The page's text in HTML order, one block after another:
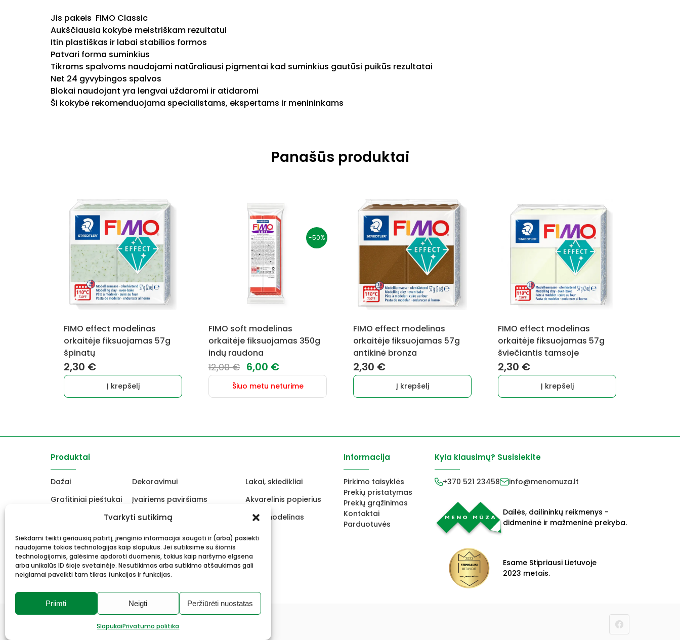
Tvarkyti sutikimą
Siekdami teikti geriausią patirtį, įrenginio informacijai saugoti ir (arba) pasiekti
naudojame tokias technologijas kaip slapukus. Jei sutiksime su šiomis
technologijomis, galėsime apdoroti duomenis, tokius kaip naršymo elgsena
arba unikalūs ID šioje svetainėje. Nesutikimas arba sutikimo atšaukimas gali
neigiamai paveikti tam tikras funkcijas ir funkcijas.
Priimti Neigti Peržiūrėti nuostatas
SlapukaiPrivatumo politika
Jis pakeis FIMO Classic
Aukščiausia kokybė meistriškam rezultatui
Itin plastiškas ir labai stabilios formos
Patvari forma suminkius
Tikroms spalvoms naudojami natūraliausi pigmentai kad suminkius gautūsi puikūs rezultatai
Net 24 gyvybingos spalvos
Blokai naudojant yra lengvai uždaromi ir atidaromi
Ši kokybė rekomenduojama specialistams, ekspertams ir menininkams
Panašūs produktai
FIMO effect modelinas
orkaitėje fiksuojamas 57g
špinatų
2,30 €
Į krepšelį
-50%
FIMO soft modelinas
orkaitėje fiksuojamas 350g
indų raudona
12,00€ Original
price
was:
6,00 €Current
price
is:
Šiuo metu neturime
FIMO effect modelinas
orkaitėje fiksuojamas 57g
antikinė bronza
2,30 €
Į krepšelį
FIMO effect modelinas
orkaitėje fiksuojamas 57g
šviečiantis tamsoje
2,30 €
Į krepšelį
Produktai
Dažai Dekoravimui
Lakai, skiedikliai
Grafitiniai pieštukai
Įvairiems paviršiams
Akvarelinis popierius
Keramikams ir skulptoriams
FIMO modelinas
Drobės, porėmiai
Mokyklinės ir biuro prekės
Vokai
Rėmai ir rėminimas
Dovanos, Dovanų čekiai
Informacija
Pirkimo taisyklės
Prekių pristatymas
Prekių grąžinimas
Kontaktai
Parduotuvės
Kyla klausimų? Susisiekite
+370 521 23458 info@menomuza.lt
Dailės, dailininkų reikmenys -
didmeninė ir mažmeninė prekyba.
Esame Stipriausi Lietuvoje
2023 metais.
Privatumo politikaSlapukaiSprendimas: